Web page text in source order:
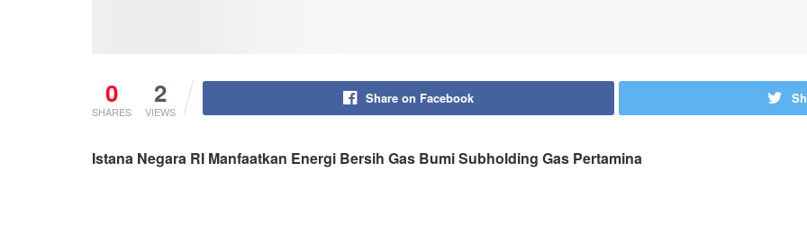
0
SHARES
2
VIEWS
Share on Facebook
Istana Negara RI Manfaatkan Energi Bersih Gas Bumi Subholding Gas Pertamina